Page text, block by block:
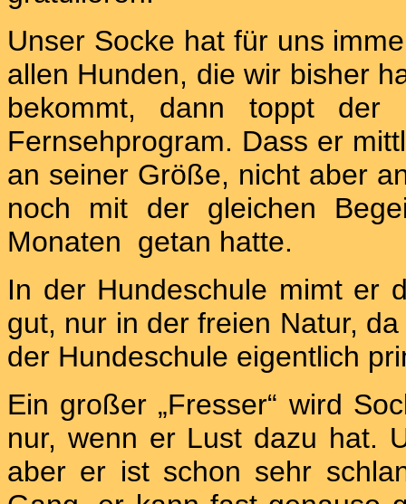
Unser Socke hat für uns
allen Hunden, die wir bisher
bekommt, dann toppt der
Fernsehprogram. Dass er
an seiner Größe, nicht aber
noch mit der gleichen
Monaten getan hatte.
In der Hundeschule mimt er
gut, nur in der freien Natur,
der Hundeschule eigentlich
Ein großer „Fresser“ wird
nur, wenn er Lust dazu hat.
aber er ist schon sehr